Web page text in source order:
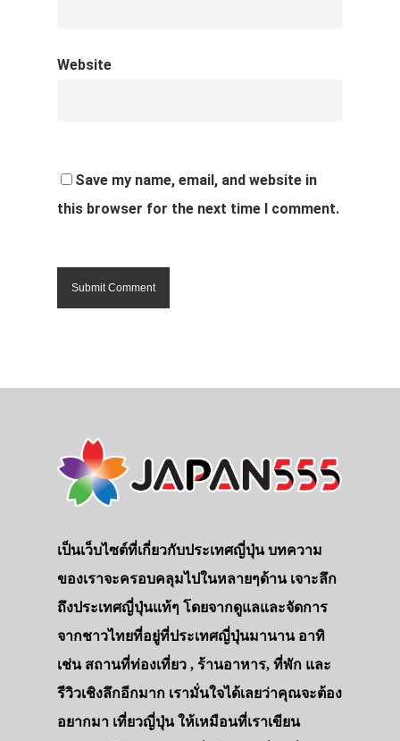
Website
Save my name, email, and website in
this browser for the next time I comment.
เป็นเว็บไซต์ที่เกี่ยวกับประเทศญี่ปุ่น บทความ
ของเราจะครอบคลุมไปในหลายๆด้าน เจาะลึก
ถึงประเทศญี่ปุ่นแท้ๆ โดยจากดูแลและจัดการ
จากชาวไทยที่อยู่ที่ประเทศญี่ปุ่นมานาน อาทิ
เช่น สถานที่ท่องเที่ยว , ร้านอาหาร, ที่พัก และ
รีวิวเชิงลึกอีกมาก เรามั่นใจได้เลยว่าคุณจะต้อง
อยากมา เที่ยวญี่ปุ่น ให้เหมือนที่เราเขียน